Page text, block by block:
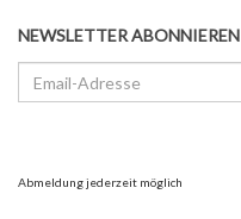
NEWSLETTER ABONNIEREN
Adresse
Abmeldung jederzeit möglich